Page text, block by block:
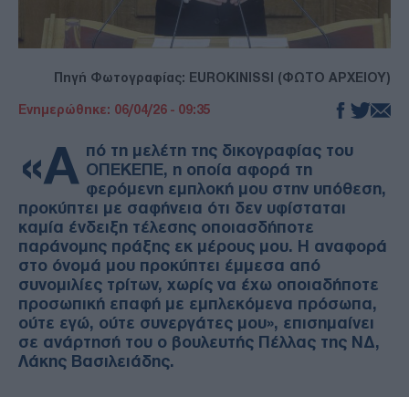
Πηγή Φωτογραφίας: EUROKINISSI (ΦΩΤΟ ΑΡΧΕΙΟΥ)
Ενημερώθηκε: 06/04/26 - 09:35
«Α πό τη μελέτη της δικογραφίας του
ΟΠΕΚΕΠΕ, η οποία αφορά τη
φερόμενη εμπλοκή μου στην υπόθεση,
προκύπτει με σαφήνεια ότι δεν υφίσταται
καμία ένδειξη τέλεσης οποιασδήποτε
παράνομης πράξης εκ μέρους μου. Η αναφορά
στο όνομά μου προκύπτει έμμεσα από
συνομιλίες τρίτων, χωρίς να έχω οποιαδήποτε
προσωπική επαφή με εμπλεκόμενα πρόσωπα,
ούτε εγώ, ούτε συνεργάτες μου», επισημαίνει
σε ανάρτησή του ο βουλευτής Πέλλας της ΝΔ,
Λάκης Βασιλειάδης.